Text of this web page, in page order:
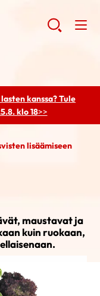
kanssa? Tule
klo 18>>
lisäämiseen
maustavat ja
kuin ruokaan,